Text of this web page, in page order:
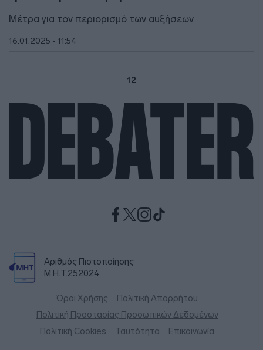
Μέτρα για τον περιορισμό των αυξήσεων
16.01.2025 - 11:54
12
Αριθμός Πιστοποίησης
Μ.Η.Τ.252024
Όροι Χρήσης
Πολιτική Απορρήτου
Πολιτική Προστασίας Προσωπικών Δεδομένων
Πολιτική Cookies
Ταυτότητα Επικοινωνία